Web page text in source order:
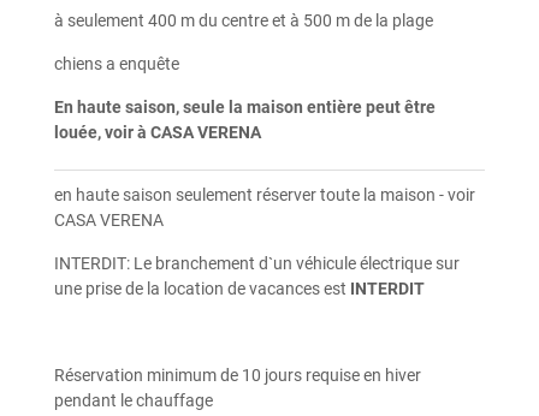
à seulement 400 m du centre et à 500 m de la plage
chiens a enquête
En haute saison, seule la maison entière peut être
louée, voir à CASA VERENA
en haute saison seulement réserver toute la maison - voir
CASA VERENA
INTERDIT: Le branchement d`un véhicule électrique sur
une prise de la location de vacances est INTERDIT
Réservation minimum de 10 jours requise en hiver
pendant le chauffage